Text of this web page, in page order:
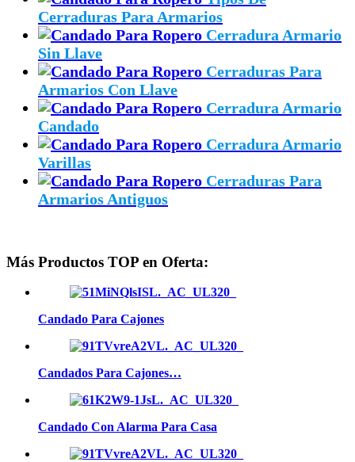
Cerraduras Para Armarios
Cerradura Armario
Sin Llave
Cerraduras Para
Armarios Con Llave
Cerradura Armario
Candado
Cerradura Armario
Varillas
Cerraduras Para
Armarios Antiguos
Más Productos TOP en Oferta:
Candado Para Cajones
Candados Para Cajones…
Candado Con Alarma Para Casa